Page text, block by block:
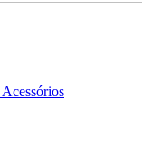
Acessórios